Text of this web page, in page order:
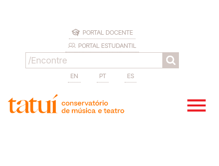
PORTAL DOCENTE
PORTAL ESTUDANTIL
EN PT ES